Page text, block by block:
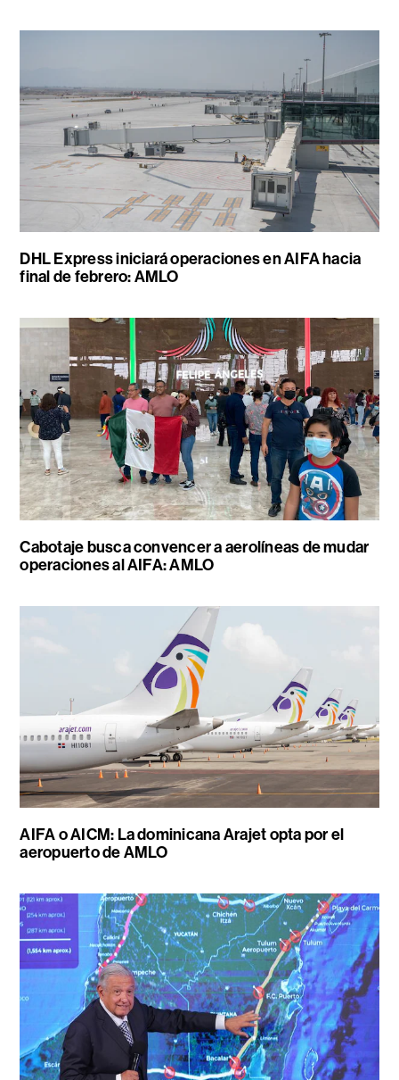
DHL Express iniciará operaciones en AIFA hacia
final de febrero: AMLO
Cabotaje busca convencer a aerolíneas de mudar
operaciones al AIFA: AMLO
AIFA o AICM: La dominicana Arajet opta por el
aeropuerto de AMLO